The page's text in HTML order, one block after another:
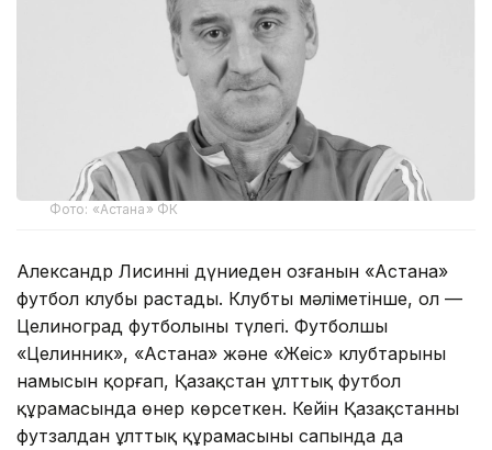
Фото: «Астана» ФК
Александр Лисиннің дүниеден озғанын «Астана»
футбол клубы растады. Клубтың мәліметінше, ол —
Целиноград футболының түлегі. Футболшы
«Целинник», «Астана» және «Жеңіс» клубтарының
намысын қорғап, Қазақстан ұлттық футбол
құрамасында өнер көрсеткен. Кейін Қазақстанның
футзалдан ұлттық құрамасының сапында да